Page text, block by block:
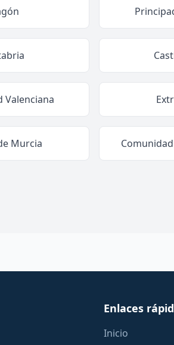
Valenciana
Murcia
Enlaces
Inicio